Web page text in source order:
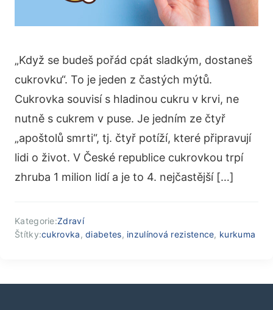
„Když se budeš pořád cpát sladkým, dostaneš
cukrovku“. To je jeden z častých mýtů.
Cukrovka souvisí s hladinou cukru v krvi, ne
nutně s cukrem v puse. Je jedním ze čtyř
„apoštolů smrti“, tj. čtyř potíží, které připravují
lidi o život. V České republice cukrovkou trpí
zhruba 1 milion lidí a je to 4. nejčastější […]
Kategorie:Zdraví
Štítky:cukrovka,diabetes, inzulínová rezistence, kurkuma